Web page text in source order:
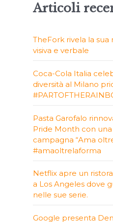
Articoli
TheFork rivela la sua
visiva e verbale
Coca-Cola Italia
diversità al Milano
Pasta Garofalo
Pride Month con
campagna “Ama
#amaoltrelaforma
Netflix apre un
a Los Angeles dove
nelle sue serie.
Google presenta